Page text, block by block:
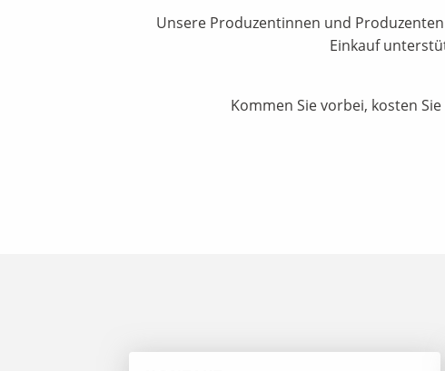
Unsere Produzentinnen und
Einkauf
Kommen Sie vorbei, kosten